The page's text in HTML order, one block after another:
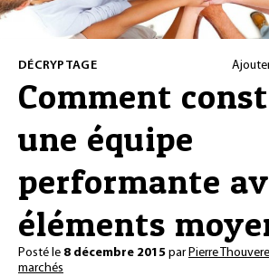
DÉCRYPTAGE
Comment
une équipe
performante
éléments
Posté le 8 décembre 2015 par Pierre
marchés